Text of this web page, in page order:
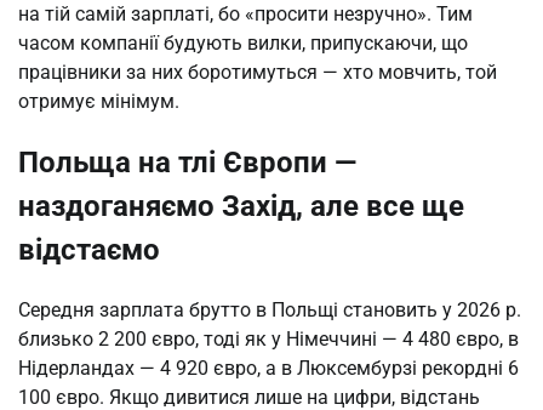
на тій самій зарплаті, бо «просити незручно». Тим
часом компанії будують вилки, припускаючи, що
працівники за них боротимуться — хто мовчить, той
отримує мінімум.
Польща на тлі Європи —
наздоганяємо Захід, але все ще
відстаємо
Середня зарплата брутто в Польщі становить у 2026 р.
близько 2 200 євро, тоді як у Німеччині — 4 480 євро, в
Нідерландах — 4 920 євро, а в Люксембурзі рекордні 6
100 євро. Якщо дивитися лише на цифри, відстань